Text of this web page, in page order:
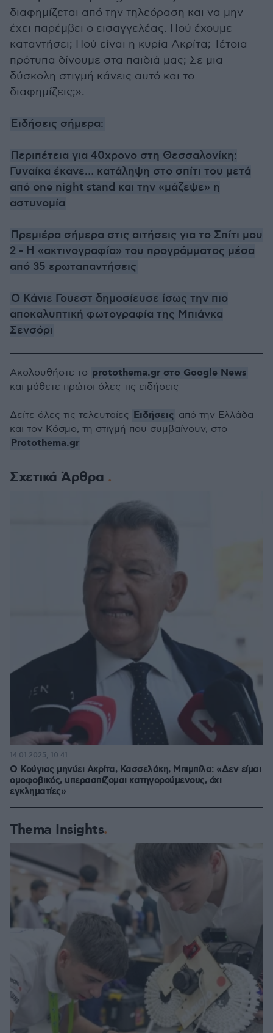
διαφημίζεται από την τηλεόραση και να μην
έχει παρέμβει ο εισαγγελέας. Πού έχουμε
καταντήσει; Πού είναι η κυρία Ακρίτα; Τέτοια
πρότυπα δίνουμε στα παιδιά μας; Σε μια
δύσκολη στιγμή κάνεις αυτό και το
διαφημίζεις;».
Ειδήσεις σήμερα:
Περιπέτεια για 40χρονο στη Θεσσαλονίκη:
Γυναίκα έκανε… κατάληψη στο σπίτι του μετά
από one night stand και την «μάζεψε» η
αστυνομία
Πρεμιέρα σήμερα στις αιτήσεις για το Σπίτι μου
2 - Η «ακτινογραφία» του προγράμματος μέσα
από 35 ερωταπαντήσεις
Ο Κάνιε Γουεστ δημοσίευσε ίσως την πιο
αποκαλυπτική φωτογραφία της Μπιάνκα
Σενσόρι
Σχετικά Άρθρα
Ο Κούγιας μηνύει Ακρίτα, Κασσελάκη, Μπιμπίλα: «Δεν είμαι
ομοφοβικός, υπερασπίζομαι κατηγορούμενους, όχι
εγκληματίες»
14.01.2025, 10:41
Thema Insights
Ακολουθήστε το protothema.gr στο Google News
και μάθετε πρώτοι όλες τις ειδήσεις
Δείτε όλες τις τελευταίες Ειδήσεις από την Ελλάδα
και τον Κόσμο, τη στιγμή που συμβαίνουν, στο
Protothema.gr